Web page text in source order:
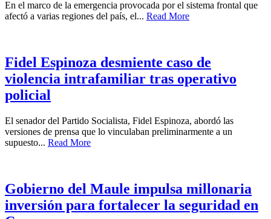
En el marco de la emergencia provocada por el sistema frontal que
afectó a varias regiones del país, el... Read More
Fidel Espinoza desmiente caso de
violencia intrafamiliar tras operativo
policial
El senador del Partido Socialista, Fidel Espinoza, abordó las
versiones de prensa que lo vinculaban preliminarmente a un
supuesto... Read More
Gobierno del Maule impulsa millonaria
inversión para fortalecer la seguridad en